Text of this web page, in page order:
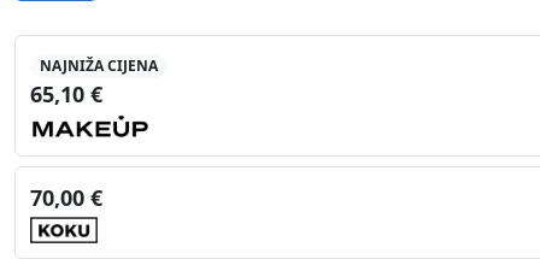
NAJNIŽA CIJENA
65,10 €
70,00 €